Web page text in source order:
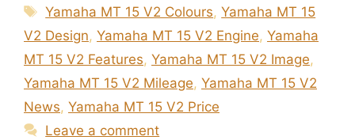
Tags
Yamaha MT 15 V2 Colours,Yamaha MT 15
V2 Design, Yamaha MT 15 V2 Engine, Yamaha
MT 15 V2 Features, Yamaha MT 15 V2 Image,
Yamaha MT 15 V2 Mileage, Yamaha MT 15 V2
News, Yamaha MT 15 V2 Price
Leave a comment